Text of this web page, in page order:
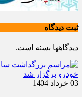
ثبت دیدگاه
دیدگاهها بسته است.
03 خرداد 1404